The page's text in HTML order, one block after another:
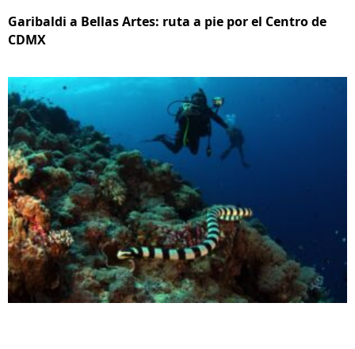
Garibaldi a Bellas Artes: ruta a pie por el Centro de
CDMX